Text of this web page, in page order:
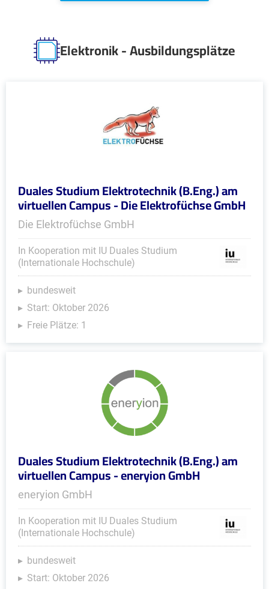
Elektronik - Ausbildungsplätze
Duales Studium Elektrotechnik (B.Eng.) am
virtuellen Campus - Die Elektrofüchse GmbH
Die Elektrofüchse GmbH
In Kooperation mit IU Duales Studium
(Internationale Hochschule)
bundesweit
Start: Oktober 2026
Freie Plätze: 1
Duales Studium Elektrotechnik (B.Eng.) am
virtuellen Campus - eneryion GmbH
eneryion GmbH
In Kooperation mit IU Duales Studium
(Internationale Hochschule)
bundesweit
Start: Oktober 2026